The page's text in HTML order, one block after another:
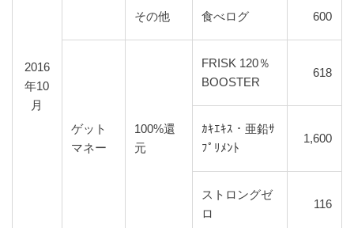
2016
年10
月
その他 食べログ 600
ゲット
マネー
100%還
元
FRISK 120％
BOOSTER
618
ｶｷｴｷｽ・亜鉛ｻ
ﾌﾟﾘﾒﾝﾄ
1,600
ストロングゼ
ロ
116